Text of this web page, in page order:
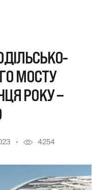
МОСТУ
РОКУ –
4254